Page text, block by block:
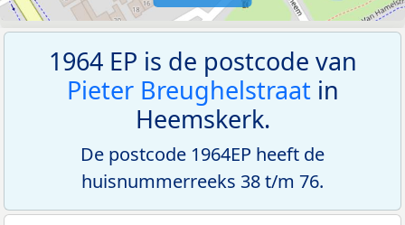
1964 EP is de postcode van
Pieter Breughelstraatin
Heemskerk.
De postcode 1964EP heeft de
huisnummerreeks 38 t/m 76.